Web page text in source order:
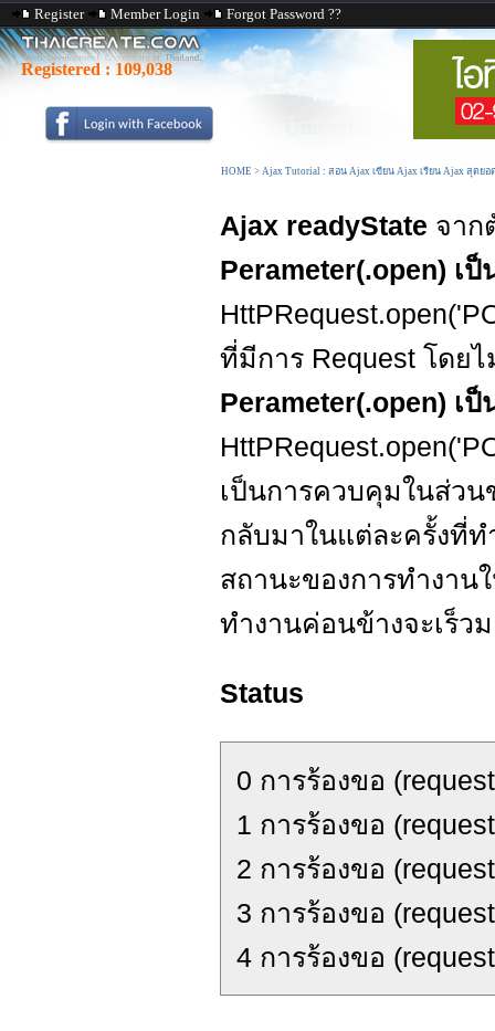
Register Member Login Forgot Password ??
Registered : 109,038
HOME > Ajax Tutorial : สอน Ajax เขียน Ajax เรียน Ajax สุดยอ
Ajax readyState จาก
Perameter(.open) เป็
ที่มีการ Request โดย
Perameter(.open) เป็
เป็นการควบคุมในส่วน
กลับมาในแต่ละครั้งที่ท
สถานะของการทำงาน
ทำงานค่อนข้างจะเร็ว
Status
0 การร้องขอ
1 การร้องขอ
2 การร้องขอ
3 การร้องขอ
4 การร้องขอ